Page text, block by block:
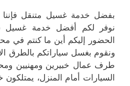
بفضل خدمة غسيل متنقل فإننا
نوفر لكم أفضل خدمة غسيل
الحضور إليكم أين ما كنتم في
ونقوم بغسل سياراتكم بالطرق
طرف عمال خبيرين ومهنيين
السيارات أمام المنزل،